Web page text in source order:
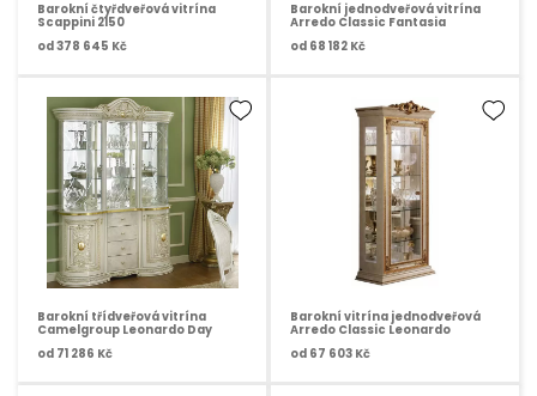
Barokní čtyřdveřová vitrína
Scappini 2150
od378 645 Kč
Barokní jednodveřová vitrína
Arredo Classic Fantasia
od 68 182 Kč
Barokní třídveřová vitrína
Camelgroup Leonardo Day
od 71 286 Kč
Barokní vitrína jednodveřová
Arredo Classic Leonardo
od 67 603 Kč